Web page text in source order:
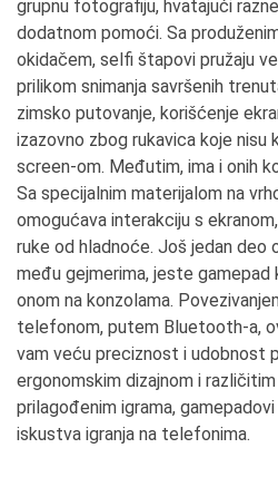
grupnu fotografiju, hvatajući
dodatnom pomoći. Sa
okidačem, selfi štapovi pružaju
prilikom snimanja savršenih
zimsko putovanje, korišćenje
izazovno zbog rukavica koje
screen-om. Međutim, ima i onih
Sa specijalnim materijalom na
omogućava interakciju s
ruke od hladnoće. Još jedan deo
među gejmerima, jeste gamepad
onom na konzolama.
telefonom, putem Bluetooth-a,
vam veću preciznost i udobnost
ergonomskim dizajnom i
prilagođenim igrama,
iskustva igranja na telefonima.